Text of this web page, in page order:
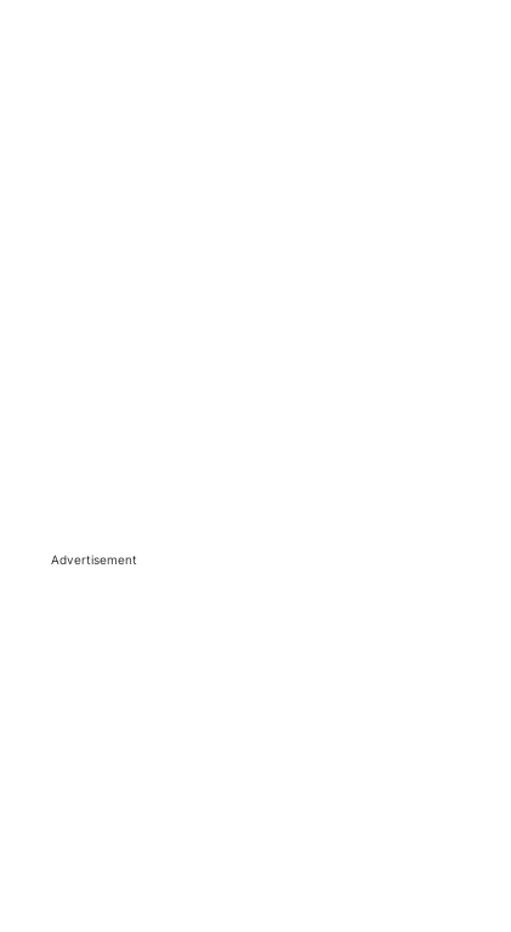
Advertisement